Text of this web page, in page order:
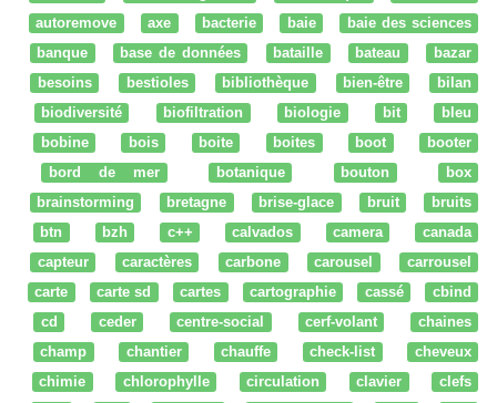
autoremove
axe bacterie baie
baie des sciences
banque
base de données bataille bateau
bazar
besoins
bestioles bibliothèque bien-être
bilan
biodiversité
biofiltration biologie bit
bleu
bobine
bois boite boites boot
booter
bord de mer
botanique bouton
box
brainstorming
bretagne brise-glace bruit
bruits
btn
bzh c++ calvados camera
canada
capteur
caractères carbone carousel
carrousel
carte
carte sd cartes cartographie cassé
cbind
cd
ceder centre-social cerf-volant
chaines
champ
chantier chauffe check-list
cheveux
chimie
chlorophylle circulation clavier
clefs